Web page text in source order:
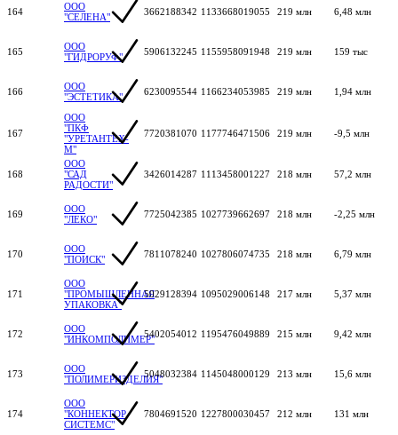
164
ООО
"СЕЛЕНА"
3662188342 1133668019055 219 млн 6,48 млн
165
ООО
"ГИДРОРУФ"
5906132245 1155958091948 219 млн 159 тыс
166
ООО
"ЭСТЕТИКА"
6230095544 1166234053985 219 млн 1,94 млн
167
ООО
"ПКФ
"УРЕТАНТЕХ-
М"
7720381070 1177746471506 219 млн -9,5 млн
168
ООО
"САД
РАДОСТИ"
3426014287 1113458001227 218 млн 57,2 млн
169
ООО
"ЛЕКО"
7725042385 1027739662697 218 млн -2,25 млн
170
ООО
"ПОИСК"
7811078240 1027806074735 218 млн 6,79 млн
171
ООО
"ПРОМЫШЛЕННАЯ
УПАКОВКА"
5029128394 1095029006148 217 млн 5,37 млн
172
ООО
"ИНКОМПОЛИМЕР"5402054012 1195476049889 215 млн 9,42 млн
173
ООО
"ПОЛИМЕРИЗДЕЛИЯ"5048032384 1145048000129 213 млн 15,6 млн
174
ООО
"КОННЕКТОР
СИСТЕМС"
7804691520 1227800030457 212 млн 131 млн